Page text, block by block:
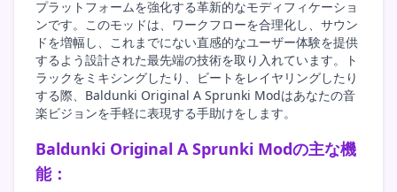
プラットフォームを強化する革新的なモディフィケーショ
ンです。このモッドは、ワークフローを合理化し、サウン
ドを増幅し、これまでにない直感的なユーザー体験を提供
するよう設計された最先端の技術を取り入れています。ト
ラックをミキシングしたり、ビートをレイヤリングしたり
する際、Baldunki Original A Sprunki Modはあなたの音
楽ビジョンを手軽に表現する手助けをします。
Baldunki Original A Sprunki Modの主な機
能：